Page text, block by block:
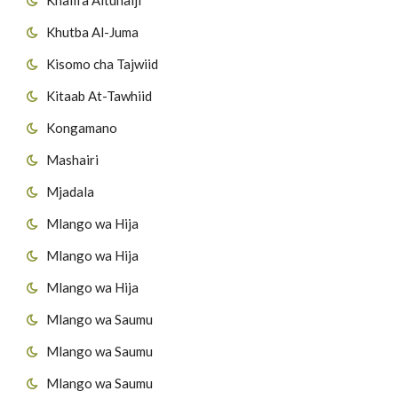
Khutba Al-Juma
Kisomo cha Tajwiid
Kitaab At-Tawhiid
Kongamano
Mashairi
Mjadala
Mlango wa Hija
Mlango wa Hija
Mlango wa Hija
Mlango wa Saumu
Mlango wa Saumu
Mlango wa Saumu